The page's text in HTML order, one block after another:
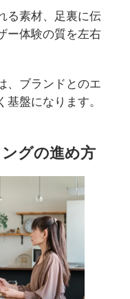
る素材、足裏に伝
ー体験の質を左右
、ブランドとのエ
盤になります。
グの進め方